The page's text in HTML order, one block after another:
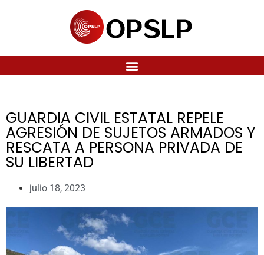
GUARDIA CIVIL ESTATAL REPELE
AGRESIÓN DE SUJETOS ARMADOS Y
RESCATA A PERSONA PRIVADA DE
SU LIBERTAD
julio 18, 2023